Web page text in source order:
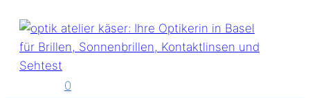
Inhalt
springen
0